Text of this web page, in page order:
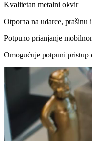
Kvalitetan metalni okvir
Otporna na udarce, prašinu
Potpuno prianjanje
Omogućuje potpuni pristup